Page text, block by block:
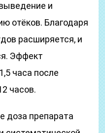
и
отёков. Благодаря
расширяется, и
Эффект
часа после
часов.
доза препарата